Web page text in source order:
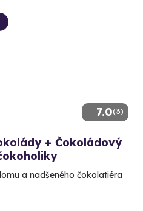
7.0(3)
+ Čokoládový
a nadšeného čokolatiéra